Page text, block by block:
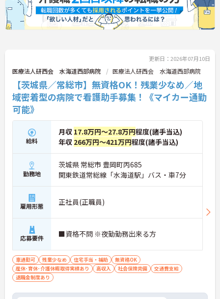
更新日：2026年07月10日
医療法人研西会 水海道西部病院 医療法人研西会 水海道西部病院
【茨城県／常総市】無資格OK！残業少なめ／地
域密着型の病院で看護助手募集！《マイカー通勤
可能》
給料
月収 17.8万円～27.8万円程度(諸手当込)
年収 266万円～421万円程度(諸手当込)
勤務地
茨城県 常総市 豊岡町丙685
関東鉄道常総線「水海道駅」バス・車7分
雇用形態 正社員(正職員)
応募要件 ■資格不問 ※夜勤勤務出来る方
車通勤可 残業少なめ 住宅手当・補助
無資格OK
産休･育休･介護休暇取得実績あり
高収入 社会保険完備
交通費支給
退職金制度あり